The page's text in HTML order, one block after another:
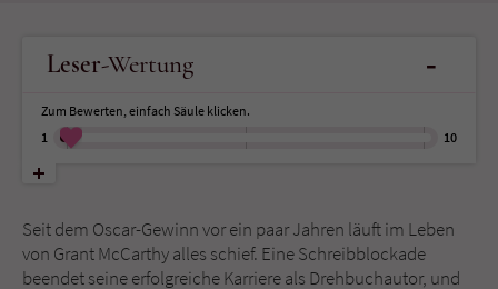
Leser-Wertung -
Zum Bewerten, einfach Säule klicken.
1
10
Seit dem Oscar-Gewinn vor ein paar Jahren läuft im Leben
von Grant McCarthy alles schief. Eine Schreibblockade
beendet seine erfolgreiche Karriere als Drehbuchautor, und
Name
Anbieter Literatur-Couch Medien GmbH & Co. KG
Laufzeit
Name fe_typo_user